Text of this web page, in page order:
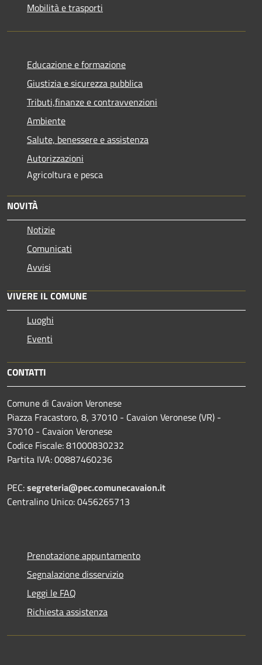
Mobilità e trasporti
Educazione e formazione
Giustizia e sicurezza pubblica
Tributi,finanze e contravvenzioni
Ambiente
Salute, benessere e assistenza
Autorizzazioni
Agricoltura e pesca
NOVITÀ
Notizie
Comunicati
Avvisi
VIVERE IL COMUNE
Luoghi
Eventi
CONTATTI
Comune di Cavaion Veronese
Piazza Fracastoro, 8, 37010 - Cavaion Veronese (VR) -
37010 - Cavaion Veronese
Codice Fiscale: 81000830232
Partita IVA: 00887460236
PEC:segreteria@pec.comunecavaion.it
Centralino Unico: 0456265713
Prenotazione appuntamento
Segnalazione disservizio
Leggi le FAQ
Richiesta assistenza